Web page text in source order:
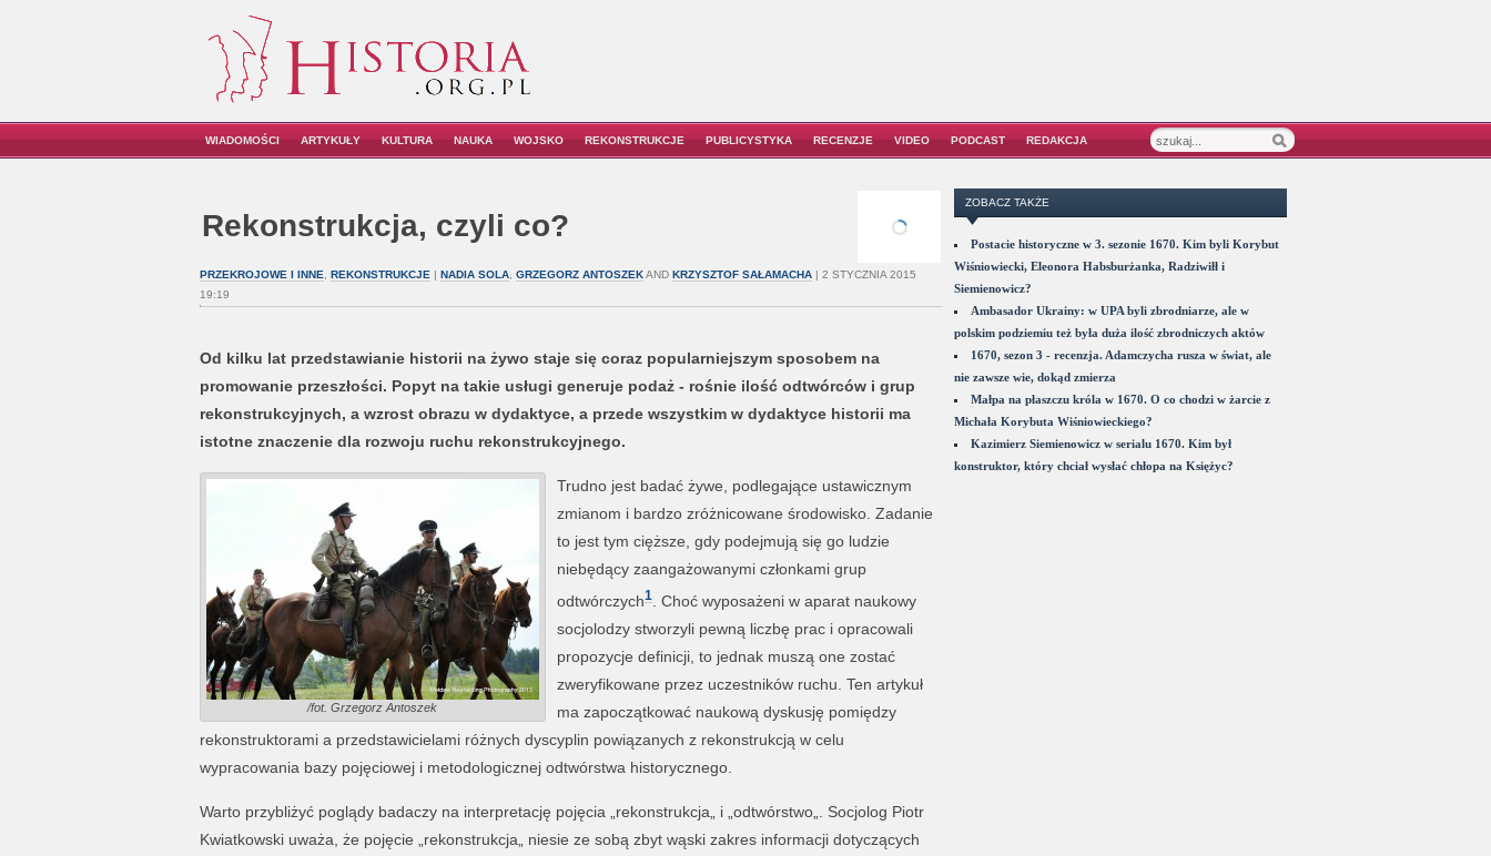
WIADOMOŚCI ARTYKUŁY KULTURA NAUKA WOJSKO REKONSTRUKCJE PUBLICYSTYKA RECENZJE VIDEO PODCAST REDAKCJA
Rekonstrukcja, czyli co?
PRZEKROJOWE I INNE REKONSTRUKCJE | NADIA SOLA, GRZEGORZ ANTOSZEKAND KRZYSZTOF SAŁAMACHA| 2 STYCZNIA 2015
19:19
Od kilku lat przedstawianie historii na żywo staje się coraz popularniejszym sposobem na
promowanie przeszłości. Popyt na takie usługi generuje podaż - rośnie ilość odtwórców i grup
rekonstrukcyjnych, a wzrost obrazu w dydaktyce, a przede wszystkim w dydaktyce historii ma
istotne znaczenie dla rozwoju ruchu rekonstrukcyjnego.
/fot. Grzegorz Antoszek
Trudno jest badać żywe, podlegające ustawicznym
zmianom i bardzo zróżnicowane środowisko. Zadanie
to jest tym cięższe, gdy podejmują się go ludzie
niebędący zaangażowanymi członkami grup
odtwórczych1. Choć wyposażeni w aparat naukowy
socjolodzy stworzyli pewną liczbę prac i opracowali
propozycje definicji, to jednak muszą one zostać
zweryfikowane przez uczestników ruchu. Ten artykuł
ma zapoczątkować naukową dyskusję pomiędzy
rekonstruktorami a przedstawicielami różnych dyscyplin powiązanych z rekonstrukcją w celu
wypracowania bazy pojęciowej i metodologicznej odtwórstwa historycznego.
Warto przybliżyć poglądy badaczy na interpretację pojęcia „rekonstrukcja„ i „odtwórstwo„. Socjolog Piotr
Kwiatkowski uważa, że pojęcie „rekonstrukcja„ niesie ze sobą zbyt wąski zakres informacji dotyczących
ZOBACZ TAKŻE
Postacie historyczne w 3. sezonie 1670. Kim byli Korybut
Wiśniowiecki, Eleonora Habsburżanka, Radziwiłł i
Siemienowicz?
Ambasador Ukrainy: w UPA byli zbrodniarze, ale w
polskim podziemiu też była duża ilość zbrodniczych aktów
1670, sezon 3 - recenzja. Adamczycha rusza w świat, ale
nie zawsze wie, dokąd zmierza
Małpa na płaszczu króla w 1670. O co chodzi w żarcie z
Michała Korybuta Wiśniowieckiego?
Kazimierz Siemienowicz w serialu 1670. Kim był
konstruktor, który chciał wysłać chłopa na Księżyc?